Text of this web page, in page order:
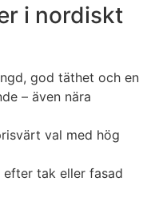
i nordiskt
god täthet och en
– även nära
val med hög
efter tak eller fasad